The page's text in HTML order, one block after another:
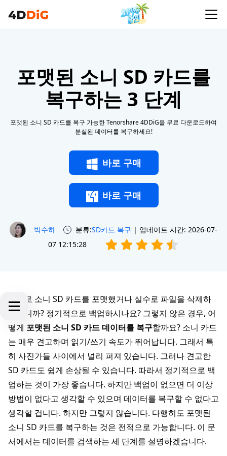
포맷된 소니 SD 카드를
복구하는 3 단계
포맷된 소니 SD 카드를 복구 가능한 Tenorshare 4DDiG을 무료 다운로드하여
분실된 데이터를 복구하세요!
바로 구매
바로 구매
박수하 분류:SD카드 복구 | 업데이트 시간: 2026-07-
07 12:15:28
실수로 소니 SD 카드를 포맷했거나 실수로 파일을 삭제하
셨습니까? 정기적으로 백업하시나요? 그렇지 않은 경우, 어
떻게 포맷된 소니 SD 카드 데이터를 복구할까요? 소니 카드
는 매우 견고하며 읽기/쓰기 속도가 뛰어납니다. 그래서 특
히 사진가들 사이에서 널리 퍼져 있습니다. 그러나 견고한
SD 카드도 쉽게 손상될 수 있습니다. 따라서 정기적으로 백
업하는 것이 가장 좋습니다. 하지만 백업이 없으면 더 이상
방법이 없다고 생각할 수 있으며 데이터를 복구할 수 없다고
생각할 겁니다. 하지만 그렇지 않습니다. 다행히도 포맷된
소니 SD 카드를 복구하는 것은 전적으로 가능합니다. 이 문
서에서는 데이터를 검색하는 세 단계를 설명하겠습니다.